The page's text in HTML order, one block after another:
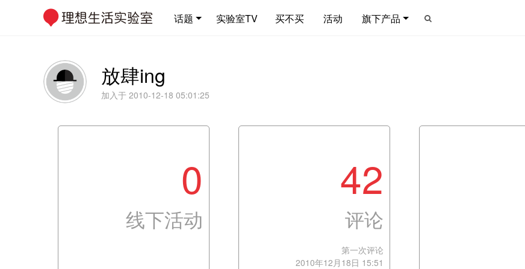
话题 实验室TV 买不买 活动 旗下产品
放肆ing
加入于 2010-12-18 05:01:25
0
线下活动
42
评论
第一次评论
2010年12月18日 15:51